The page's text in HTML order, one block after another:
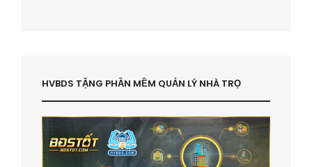
HVBDS TẶNG PHẦN MỀM QUẢN LÝ NHÀ TRỌ